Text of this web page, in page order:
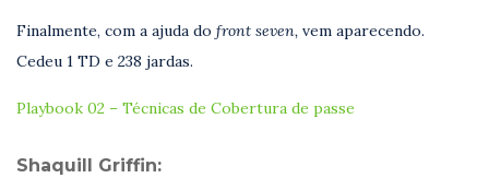
Finalmente, com a ajuda do front seven, vem aparecendo.
Cedeu 1 TD e 238 jardas.
Playbook 02 – Técnicas de Cobertura de passe
Shaquill Griffin: